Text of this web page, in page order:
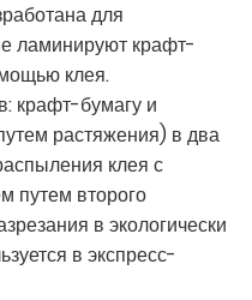
для
ламинируют крафт-
клея.
крафт-бумагу и
растяжения) в два
клея с
путем второго
в экологически
в экспресс-